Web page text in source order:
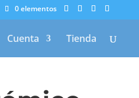
0 elementos
Cuenta Tienda